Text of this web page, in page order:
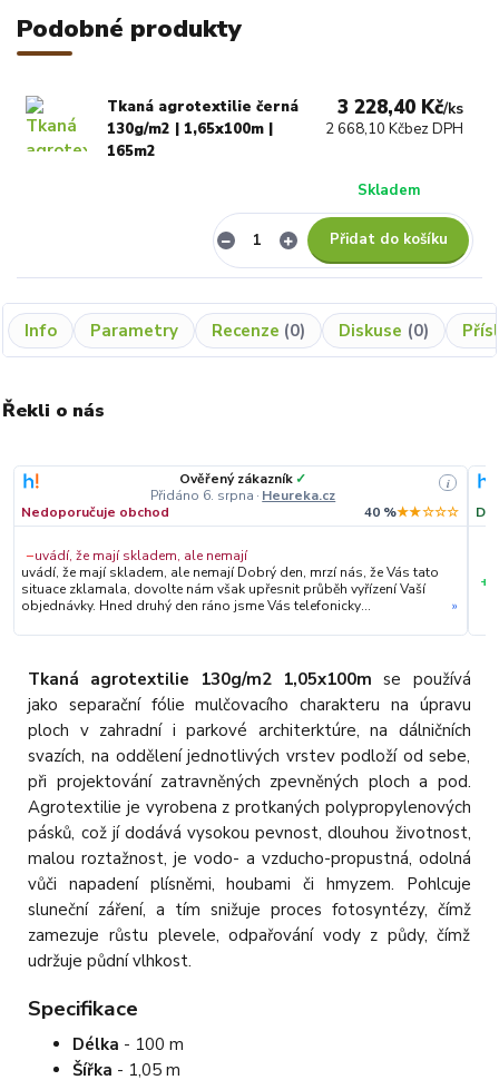
Podobné produkty
Tkaná agrotextilie černá
130g/m2 | 1,65x100m |
165m2
3 228,40 Kč/ks
2 668,10 Kčbez DPH
Skladem
Přidat do košíku
Info Parametry Recenze 0 Diskuse 0
Řekli o nás
Ověřený zákazník✓
Přidáno 6. srpna · Heureka.cz
i
Nedoporučuje obchod 40 %★★☆☆☆
−uvádí, že mají skladem, ale nemají
uvádí, že mají skladem, ale nemají Dobrý den, mrzí nás, že Vás tato
situace zklamala, dovolte nám však upřesnit průběh vyřízení Vaší
objednávky. Hned druhý den ráno jsme Vás telefonicky
zboží a ještě prověřovali jeho dostupnost přímo u dodavatele.
stornovat. O všem jsme Vás obratem informovali a náležitě se
omluvili. Zakládáme si na férovém a rychlém jednání. O to více nás
mrzí, že i přes naši okamžitou reakci, osobní telefonát a maximální
snahu náš obchod nedoporučujete. Věříme, že nám v budoucnu
dáte příležitost přesvědčit Vás o kvalitě našich služeb. Tým
OZY.market
»
+
Tkaná agrotextilie 130g/m2 1,05x100m se používá
jako separační fólie mulčovacího charakteru na úpravu
ploch v zahradní i parkové architerktúre, na dálničních
svazích, na oddělení jednotlivých vrstev podloží od sebe,
při projektování zatravněných zpevněných ploch a pod.
Agrotextilie je vyrobena z protkaných polypropylenových
pásků, což jí dodává vysokou pevnost, dlouhou životnost,
malou roztažnost, je vodo- a vzducho-propustná, odolná
vůči napadení plísněmi, houbami či hmyzem. Pohlcuje
sluneční záření, a tím snižuje proces fotosyntézy, čímž
zamezuje růstu plevele, odpařování vody z půdy, čímž
udržuje půdní vlhkost.
Specifikace
Délka - 100 m
Šířka - 1,05 m